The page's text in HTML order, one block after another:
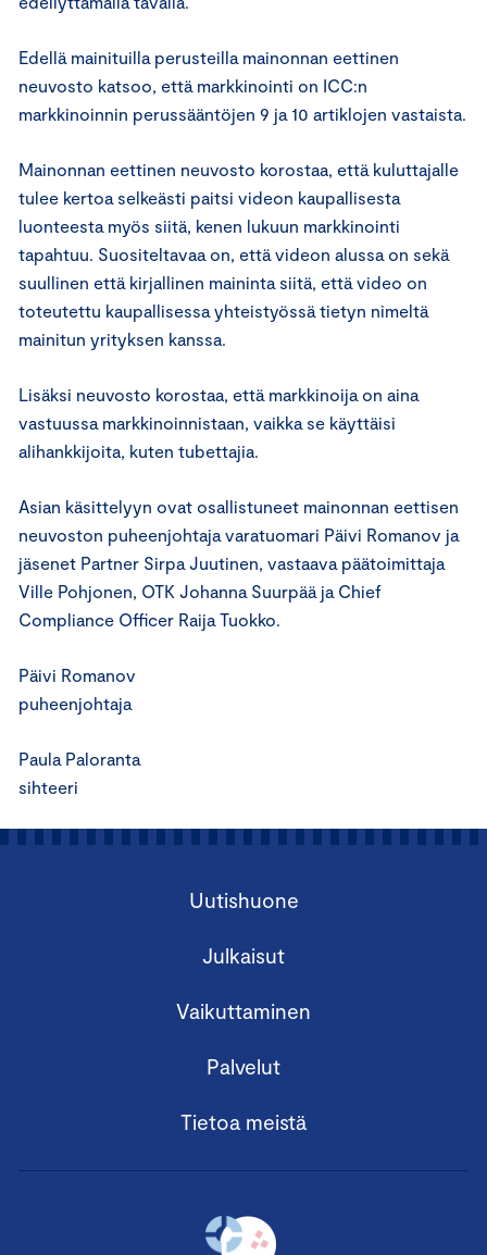
Edellä mainituilla perusteilla mainonnan eettinen
neuvosto katsoo, että markkinointi on ICC:n
markkinoinnin perussääntöjen 9 ja 10 artiklojen vastaista.
Mainonnan eettinen neuvosto korostaa, että kuluttajalle
tulee kertoa selkeästi paitsi videon kaupallisesta
luonteesta myös siitä, kenen lukuun markkinointi
tapahtuu. Suositeltavaa on, että videon alussa on sekä
suullinen että kirjallinen maininta siitä, että video on
toteutettu kaupallisessa yhteistyössä tietyn nimeltä
mainitun yrityksen kanssa.
Lisäksi neuvosto korostaa, että markkinoija on aina
vastuussa markkinoinnistaan, vaikka se käyttäisi
alihankkijoita, kuten tubettajia.
Asian käsittelyyn ovat osallistuneet mainonnan eettisen
neuvoston puheenjohtaja varatuomari Päivi Romanov ja
jäsenet Partner Sirpa Juutinen, vastaava päätoimittaja
Ville Pohjonen, OTK Johanna Suurpää ja Chief
Compliance Officer Raija Tuokko.
Päivi Romanov
puheenjohtaja
Paula Paloranta
sihteeri
Uutishuone
Julkaisut
Vaikuttaminen
Palvelut
Tietoa meistä